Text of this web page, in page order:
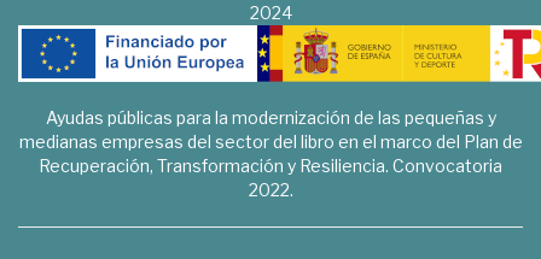
2024
Ayudas públicas para la modernización de las pequeñas y
medianas empresas del sector del libro en el marco del Plan de
Recuperación, Transformación y Resiliencia. Convocatoria
2022.